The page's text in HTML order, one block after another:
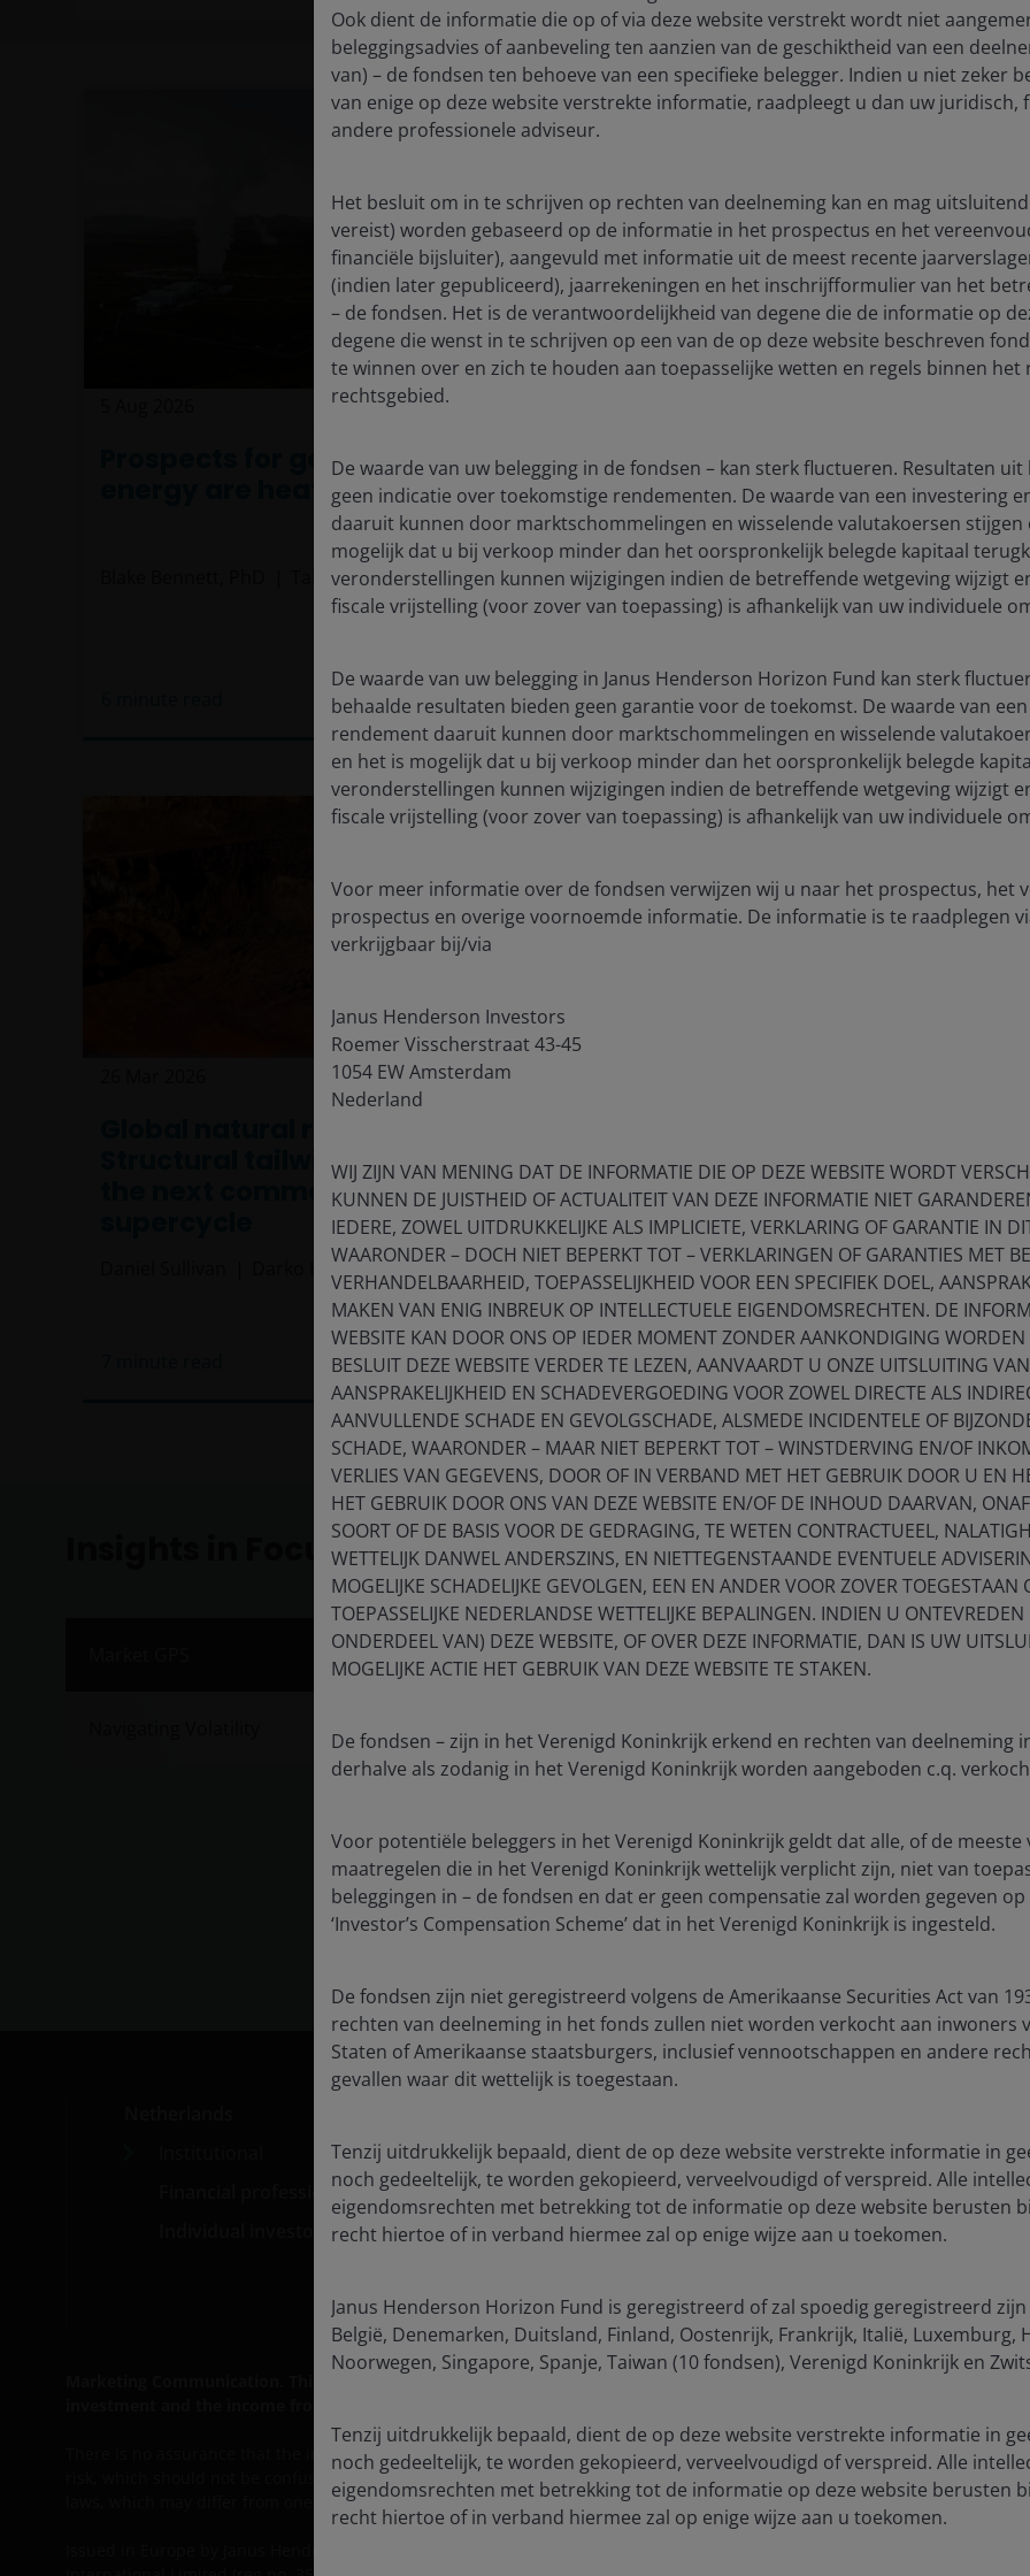
Timely & Topical
Prospects for geothermal
energy are heating up
Tal Lomnitzer, CFA
Viva la Transition: Why
reliability and resilience are
shaping energy
opportunities in 2026
Tal Lomnitzer, CFA
6minute read
Timely & Topical
Structural tailwinds driving
the next commodities
Darko Kuzmanovic
Insights in Focus
Investment Outlook Mid-Year 2026
Janus Henderson’s investment outlook for navigating
market trends and portfolio opportunities in the second
Explore now
Financial professionals
Careers
Contact us
Subscriptions
Cookie policy
Privacy policy
Fraud and security
Statement
Marketing Communication. This website is intended solely for the use of institutional investors and consultants and is
There is no assurance that the investment process will consistently lead to successful investing. Any risk management
risk, which should not be confused with, and does not imply, low risk or the ability to control certain risk factors. The
laws, which may differ from one jurisdiction to another.
Ook dient de informatie die op of via deze website verstrekt wordt niet
beleggingsadvies of aanbeveling ten aanzien van de geschiktheid van een
van) – de fondsen ten behoeve van een specifieke belegger. Indien u niet zeker
van enige op deze website verstrekte informatie, raadpleegt u dan uw juridisch,
andere professionele adviseur.
Het besluit om in te schrijven op rechten van deelneming kan en mag
vereist) worden gebaseerd op de informatie in het prospectus en het
financiële bijsluiter), aangevuld met informatie uit de meest recente
(indien later gepubliceerd), jaarrekeningen en het inschrijfformulier van het
– de fondsen. Het is de verantwoordelijkheid van degene die de informatie op
degene die wenst in te schrijven op een van de op deze website beschreven
te winnen over en zich te houden aan toepasselijke wetten en regels binnen het
rechtsgebied.
De waarde van uw belegging in de fondsen – kan sterk fluctueren. Resultaten
geen indicatie over toekomstige rendementen. De waarde van een investering
daaruit kunnen door marktschommelingen en wisselende valutakoersen stijgen
mogelijk dat u bij verkoop minder dan het oorspronkelijk belegde kapitaal
veronderstellingen kunnen wijzigingen indien de betreffende wetgeving wijzigt
fiscale vrijstelling (voor zover van toepassing) is afhankelijk van uw individuele
De waarde van uw belegging in Janus Henderson Horizon Fund kan sterk
behaalde resultaten bieden geen garantie voor de toekomst. De waarde van
rendement daaruit kunnen door marktschommelingen en wisselende
en het is mogelijk dat u bij verkoop minder dan het oorspronkelijk belegde
veronderstellingen kunnen wijzigingen indien de betreffende wetgeving wijzigt
fiscale vrijstelling (voor zover van toepassing) is afhankelijk van uw individuele
Voor meer informatie over de fondsen verwijzen wij u naar het prospectus, het
prospectus en overige voornoemde informatie. De informatie is te raadplegen
verkrijgbaar bij/via
Janus Henderson Investors
Roemer Visscherstraat 43-45
1054 EW Amsterdam
Nederland
WIJ ZIJN VAN MENING DAT DE INFORMATIE DIE OP DEZE WEBSITE WORDT
KUNNEN DE JUISTHEID OF ACTUALITEIT VAN DEZE INFORMATIE NIET
IEDERE, ZOWEL UITDRUKKELIJKE ALS IMPLICIETE, VERKLARING OF GARANTIE IN
WAARONDER – DOCH NIET BEPERKT TOT – VERKLARINGEN OF GARANTIES MET
VERHANDELBAARHEID, TOEPASSELIJKHEID VOOR EEN SPECIFIEK DOEL,
MAKEN VAN ENIG INBREUK OP INTELLECTUELE EIGENDOMSRECHTEN. DE
WEBSITE KAN DOOR ONS OP IEDER MOMENT ZONDER AANKONDIGING
BESLUIT DEZE WEBSITE VERDER TE LEZEN, AANVAARDT U ONZE UITSLUITING
AANSPRAKELIJKHEID EN SCHADEVERGOEDING VOOR ZOWEL DIRECTE ALS
AANVULLENDE SCHADE EN GEVOLGSCHADE, ALSMEDE INCIDENTELE OF
SCHADE, WAARONDER – MAAR NIET BEPERKT TOT – WINSTDERVING EN/OF
VERLIES VAN GEGEVENS, DOOR OF IN VERBAND MET HET GEBRUIK DOOR U EN
HET GEBRUIK DOOR ONS VAN DEZE WEBSITE EN/OF DE INHOUD DAARVAN,
SOORT OF DE BASIS VOOR DE GEDRAGING, TE WETEN CONTRACTUEEL,
WETTELIJK DANWEL ANDERSZINS, EN NIETTEGENSTAANDE EVENTUELE
MOGELIJKE SCHADELIJKE GEVOLGEN, EEN EN ANDER VOOR ZOVER TOEGESTAAN
TOEPASSELIJKE NEDERLANDSE WETTELIJKE BEPALINGEN. INDIEN U
ONDERDEEL VAN) DEZE WEBSITE, OF OVER DEZE INFORMATIE, DAN IS UW
MOGELIJKE ACTIE HET GEBRUIK VAN DEZE WEBSITE TE STAKEN.
De fondsen – zijn in het Verenigd Koninkrijk erkend en rechten van deelneming
derhalve als zodanig in het Verenigd Koninkrijk worden aangeboden c.q.
Voor potentiële beleggers in het Verenigd Koninkrijk geldt dat alle, of de meeste
maatregelen die in het Verenigd Koninkrijk wettelijk verplicht zijn, niet van
beleggingen in – de fondsen en dat er geen compensatie zal worden gegeven
‘Investor’s Compensation Scheme’ dat in het Verenigd Koninkrijk is ingesteld.
De fondsen zijn niet geregistreerd volgens de Amerikaanse Securities Act van
rechten van deelneming in het fonds zullen niet worden verkocht aan inwoners
Staten of Amerikaanse staatsburgers, inclusief vennootschappen en andere
gevallen waar dit wettelijk is toegestaan.
Tenzij uitdrukkelijk bepaald, dient de op deze website verstrekte informatie in
noch gedeeltelijk, te worden gekopieerd, verveelvoudigd of verspreid. Alle
eigendomsrechten met betrekking tot de informatie op deze website berusten
recht hiertoe of in verband hiermee zal op enige wijze aan u toekomen.
Janus Henderson Horizon Fund is geregistreerd of zal spoedig geregistreerd
België, Denemarken, Duitsland, Finland, Oostenrijk, Frankrijk, Italië, Luxemburg,
Noorwegen, Singapore, Spanje, Taiwan (10 fondsen), Verenigd Koninkrijk en
Tenzij uitdrukkelijk bepaald, dient de op deze website verstrekte informatie in
noch gedeeltelijk, te worden gekopieerd, verveelvoudigd of verspreid. Alle
eigendomsrechten met betrekking tot de informatie op deze website berusten
recht hiertoe of in verband hiermee zal op enige wijze aan u toekomen.